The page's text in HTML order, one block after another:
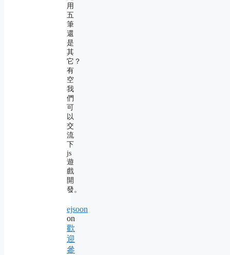
用
五
筆
還
是
其
它？
有
空
我
們
可
以
交
流
下
js
遊
戲
開
發。
ejsoon
on
歡
迎
參